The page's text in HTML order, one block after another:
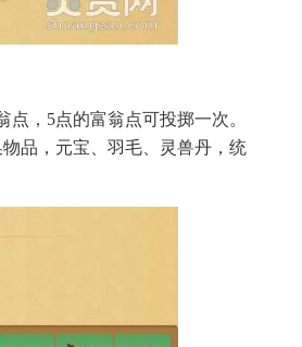
，5点的富翁点可投掷一次。
品，元宝、羽毛、灵兽丹，统